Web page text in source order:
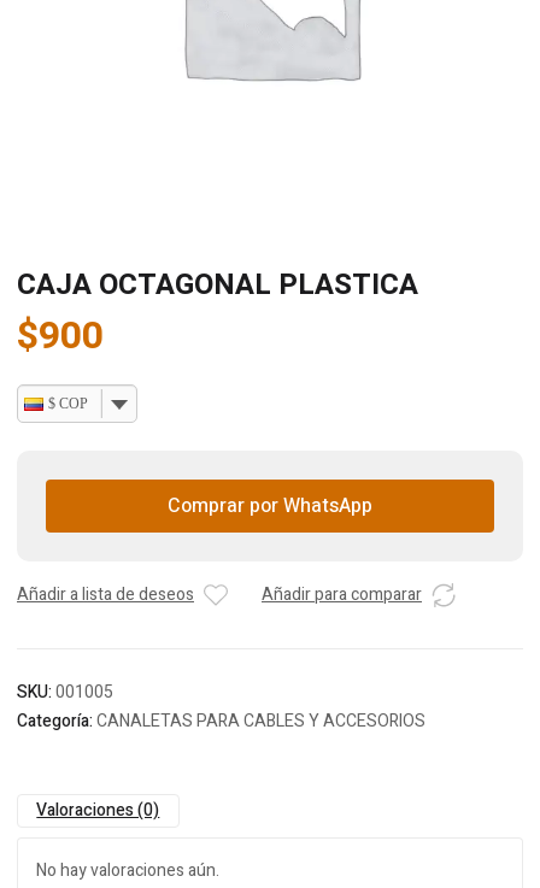
CAJA OCTAGONAL PLASTICA
$900
$ COP
Comprar por WhatsApp
Añadir a lista de deseos Añadir para comparar
SKU:001005
Categoría:CANALETAS PARA CABLES Y ACCESORIOS
Valoraciones (0)
No hay valoraciones aún.